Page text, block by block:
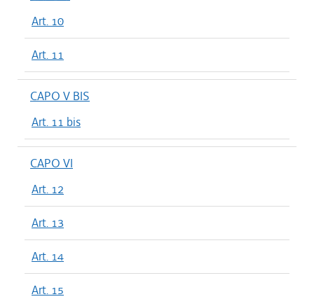
Art. 10
Art. 11
CAPO V BIS
Art. 11 bis
CAPO VI
Art. 12
Art. 13
Art. 14
Art. 15